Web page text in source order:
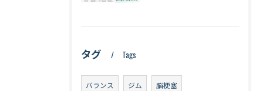
タグ Tags
バランス ジム 脳梗塞